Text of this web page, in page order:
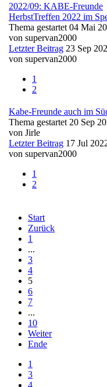
2022/09: KABE-Freunde
HerbstTreffen 2022 im
Thema gestartet 04 Mai
von supervan2000
Letzter Beitrag 23 Sep
von supervan2000
1
2
Kabe-Freunde auch im
Thema gestartet 20 Sep
von Jirle
Letzter Beitrag 17 Jul
von supervan2000
1
2
Start
Zurück
1
...
3
4
5
6
7
...
10
Weiter
Ende
1
3
4